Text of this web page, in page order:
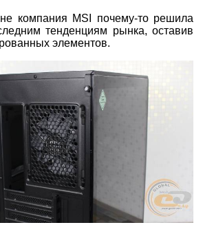
компания MSI почему-то решила
тенденциям рынка, оставив
элементов.